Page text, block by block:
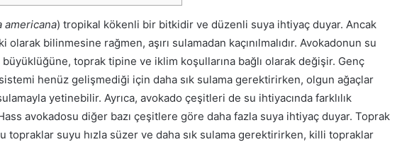
americana) tropikal kökenli bir bitkidir ve düzenli suya ihtiyaç duyar. Ancak
bilinmesine rağmen, aşırı sulamadan kaçınılmalıdır. Avokadonun su
büyüklüğüne, toprak tipine ve iklim koşullarına bağlı olarak değişir. Genç
henüz gelişmediği için daha sık sulama gerektirirken, olgun ağaçlar
yetinebilir. Ayrıca, avokado çeşitleri de su ihtiyacında farklılık
avokadosu diğer bazı çeşitlere göre daha fazla suya ihtiyaç duyar. Toprak
topraklar suyu hızla süzer ve daha sık sulama gerektirirken, killi topraklar